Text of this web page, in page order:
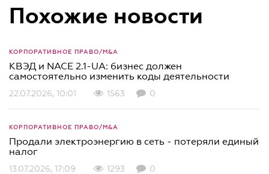
Похожие новости
КОРПОРАТИВНОЕ ПРАВО/M&A
КВЭД и NACE 2.1-UA: бизнес должен
самостоятельно изменить коды деятельности
22.07.2026, 10:01 1563 0
КОРПОРАТИВНОЕ ПРАВО/M&A
Продали электроэнергию в сеть - потеряли единый
налог
13.07.2026, 17:09 1293 0